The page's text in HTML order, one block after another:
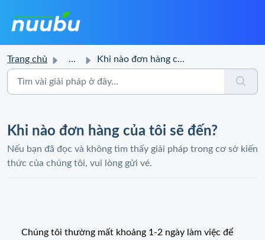
Trang chủ ... Khi nào đơn hàng của tôi sẽ đến?
Khi nào đơn hàng của tôi sẽ đến?
Nếu bạn đã đọc và không tìm thấy giải pháp trong cơ sở kiến
thức của chúng tôi, vui lòng gửi vé.
Chúng tôi thường mất khoảng 1-2 ngày làm việc để